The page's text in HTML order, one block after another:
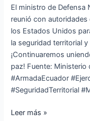
El ministro de Defensa
reunió con
los Estados Unidos
la seguridad territorial
¡Continuaremos
paz! Fuente: Ministerio
#ArmadaEcuador
#SeguridadTerritorial
Leer más »